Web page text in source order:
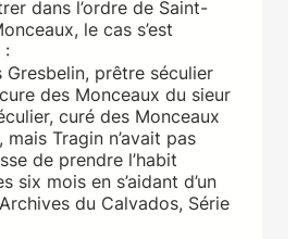
dans l’ordre de Saint-
le cas s’est
:
Gresbelin, prêtre séculier
des Monceaux du sieur
curé des Monceaux
Tragin n’avait pas
de prendre l’habit
six mois en s’aidant d’un
du Calvados, Série